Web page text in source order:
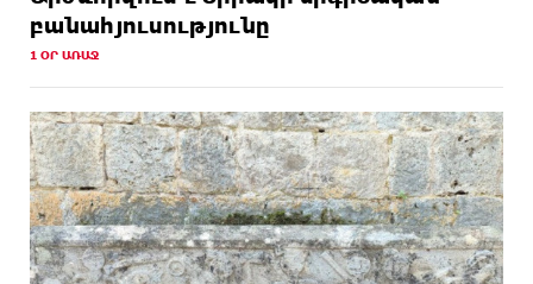
բանահյուսությունը
1 ՕՐ ԱՌԱՋ